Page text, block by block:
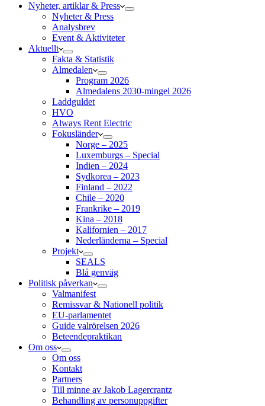
Nyheter, artiklar & Press
Nyheter & Press
Analysbrev
Event & Aktiviteter
Aktuellt
Fakta & Statistik
Almedalen
Program 2026
Almedalens 2030-mingel 2026
Laddguldet
HVO
Always Rent Electric
Fokusländer
Norge – 2025
Luxemburgs – Special
Indien – 2024
Sydkorea – 2023
Finland – 2022
Chile – 2020
Frankrike – 2019
Kina – 2018
Kalifornien – 2017
Nederländerna – Special
Projekt
SEALS
Blå genväg
Politisk påverkan
Valmanifest
Remissvar & Nationell politik
EU-parlamentet
Guide valrörelsen 2026
Beteendepraktikan
Om oss
Om oss
Kontakt
Partners
Till minne av Jakob Lagercrantz
Behandling av personuppgifter